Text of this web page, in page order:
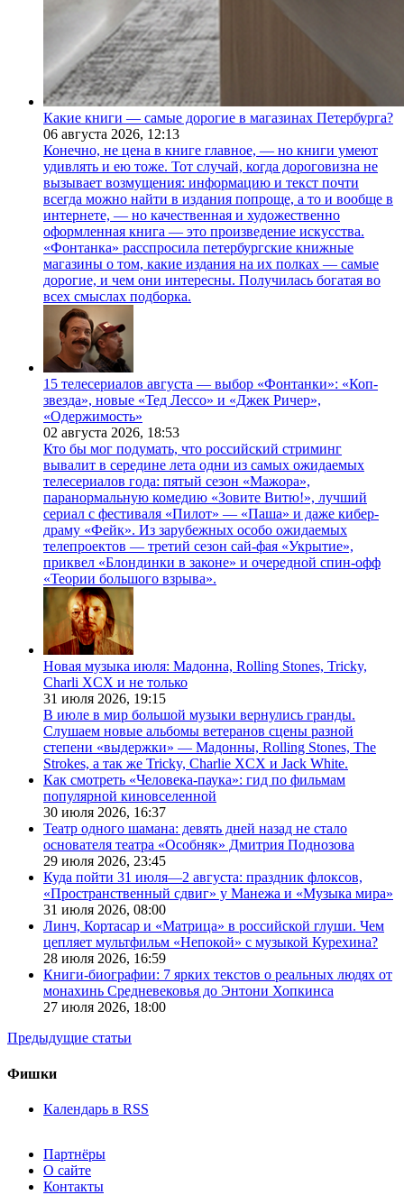
Какие книги — самые дорогие в магазинах Петербурга?
06 августа 2026, 12:13
Конечно, не цена в книге главное, — но книги умеют
удивлять и ею тоже. Тот случай, когда дороговизна не
вызывает возмущения: информацию и текст почти
всегда можно найти в издания попроще, а то и вообще в
интернете, — но качественная и художественно
оформленная книга — это произведение искусства.
«Фонтанка» расспросила петербургские книжные
магазины о том, какие издания на их полках — самые
дорогие, и чем они интересны. Получилась богатая во
всех смыслах подборка.
15 телесериалов августа — выбор «Фонтанки»: «Коп-
звезда», новые «Тед Лессо» и «Джек Ричер»,
«Одержимость»
02 августа 2026, 18:53
Кто бы мог подумать, что российский стриминг
вывалит в середине лета одни из самых ожидаемых
телесериалов года: пятый сезон «Мажора»,
паранормальную комедию «Зовите Витю!», лучший
сериал с фестиваля «Пилот» — «Паша» и даже кибер-
драму «Фейк». Из зарубежных особо ожидаемых
телепроектов — третий сезон сай-фая «Укрытие»,
приквел «Блондинки в законе» и очередной спин-офф
«Теории большого взрыва».
Новая музыка июля: Мадонна, Rolling Stones, Tricky,
Charli XCX и не только
31 июля 2026, 19:15
В июле в мир большой музыки вернулись гранды.
Слушаем новые альбомы ветеранов сцены разной
степени «выдержки» — Мадонны, Rolling Stones, The
Strokes, а так же Tricky, Charlie XCX и Jack White.
Как смотреть «Человека-паука»: гид по фильмам
популярной киновселенной
30 июля 2026, 16:37
Театр одного шамана: девять дней назад не стало
основателя театра «Особняк» Дмитрия Поднозова
29 июля 2026, 23:45
Куда пойти 31 июля—2 августа: праздник флоксов,
«Пространственный сдвиг» у Манежа и «Музыка мира»
31 июля 2026, 08:00
Линч, Кортасар и «Матрица» в российской глуши. Чем
цепляет мультфильм «Непокой» с музыкой Курехина?
28 июля 2026, 16:59
Книги-биографии: 7 ярких текстов о реальных людях от
монахинь Средневековья до Энтони Хопкинса
27 июля 2026, 18:00
Предыдущие статьи
Фишки
Календарь в RSS
Партнёры
О сайте
Контакты